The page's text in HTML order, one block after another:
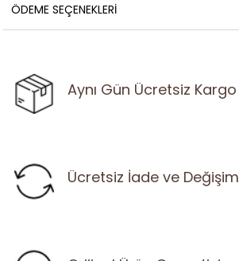
ÖDEME SEÇENEKLERI
Aynı Gün Ücretsiz Kargo
Ücretsiz İade ve Değişim